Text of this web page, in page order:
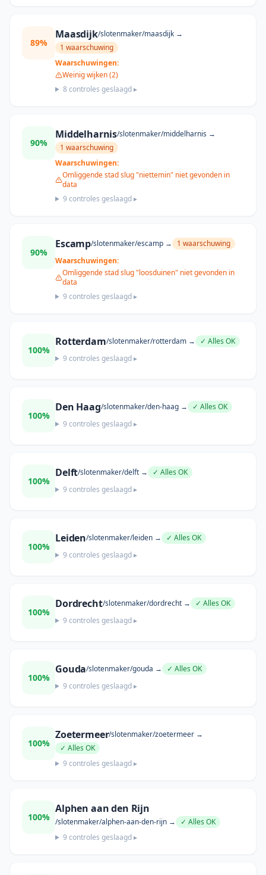
89%
Maasdijk/slotenmaker/maasdijk→
1 waarschuwing
Waarschuwingen:
Weinig wijken (2)
8controles geslaagd ▸
90%
Middelharnis/slotenmaker/middelharnis →
1 waarschuwing
Waarschuwingen:
Omliggende stad slug "niettemin" niet gevonden in
data
9 controles geslaagd ▸
90%
Escamp/slotenmaker/escamp → 1 waarschuwing
Waarschuwingen:
Omliggende stad slug "loosduinen" niet gevonden in
data
9 controles geslaagd ▸
100%
Rotterdam/slotenmaker/rotterdam→
✓ Alles OK
9 controles geslaagd ▸
100%
Den Haag/slotenmaker/den-haag→
✓ Alles OK
9 controles geslaagd ▸
100%
Delft/slotenmaker/delft → ✓ Alles OK
9 controles geslaagd ▸
100%
Leiden/slotenmaker/leiden → ✓ Alles OK
9 controles geslaagd ▸
100%
Dordrecht/slotenmaker/dordrecht→
✓ Alles OK
9 controles geslaagd ▸
100%
Gouda/slotenmaker/gouda → ✓ Alles OK
9 controles geslaagd ▸
100%
Zoetermeer/slotenmaker/zoetermeer →
✓ Alles OK
9 controles geslaagd ▸
100%
Alphen aan den Rijn
/slotenmaker/alphen-aan-den-rijn →
✓ Alles OK
9 controles geslaagd ▸